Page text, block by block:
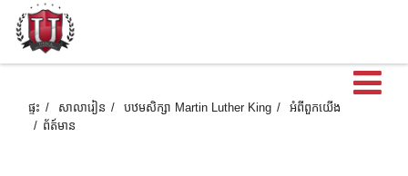
ប
ផ្ទះ សាលារៀន បឋមសិក្សា Martin Luther King
អំពី​ពួក​យើង
ព័ត៍មាន